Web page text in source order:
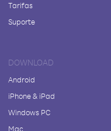
Tarifas
Suporte
DOWNLOAD
Android
iPhone & iPad
Windows PC
Mac